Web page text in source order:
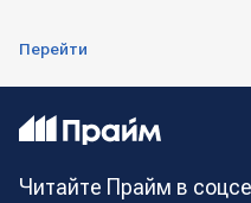
Перейти
Читайте Прайм в